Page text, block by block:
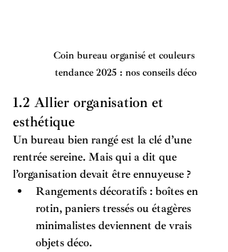
Coin bureau organisé et couleurs
tendance 2025 : nos conseils déco
1.2 Allier organisation et
esthétique
Un bureau bien rangé est la clé d’une
rentrée sereine. Mais qui a dit que
l’organisation devait être ennuyeuse ?
Rangements décoratifs : boîtes en
rotin, paniers tressés ou étagères
minimalistes deviennent de vrais
objets déco.